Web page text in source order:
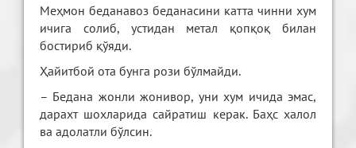
Меҳмон беданавоз беданасини катта чинни хум
ичига солиб, устидан метал қопқоқ билан
бостириб қўяди.
Ҳайитбой ота бунга рози бўлмайди.
– Бедана жонли жонивор, уни хум ичида эмас,
дарахт шохларида сайратиш керак. Баҳс халол
ва адолатли бўлсин.